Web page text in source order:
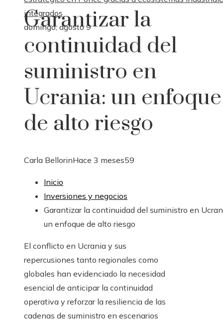
integrados
domingo, agosto 9
Garantizar la
continuidad del
suministro en
Ucrania: un enfoque
de alto riesgo
Carla BellorinHace 3 meses59
Inicio
Inversiones y negocios
Garantizar la continuidad del suministro en
un enfoque de alto riesgo
El conflicto en Ucrania y sus
repercusiones tanto regionales como
globales han evidenciado la necesidad
esencial de anticipar la continuidad
operativa y reforzar la resiliencia de las
cadenas de suministro en escenarios